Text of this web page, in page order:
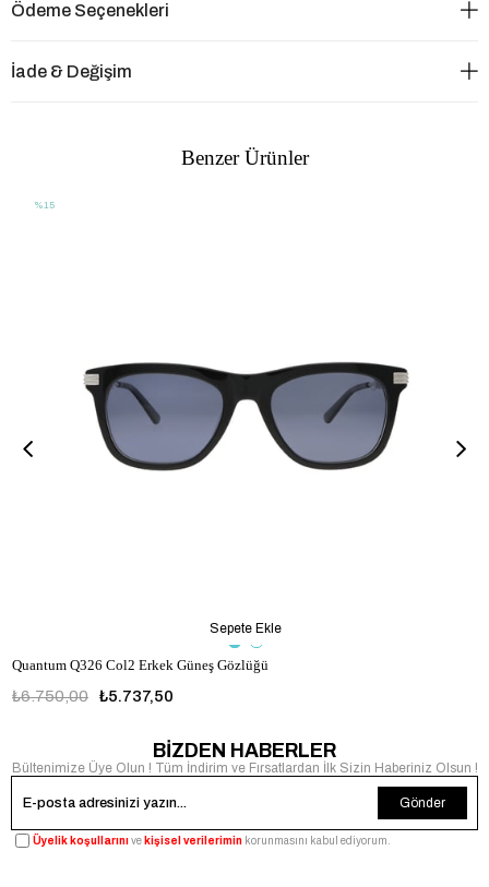
Ödeme Seçenekleri
İade & Değişim
Benzer Ürünler
Quantum Q326 Col2 Erkek Güneş Gözlüğü
₺5.737,50
₺6.750,00
Sepete Ekle
%15
BİZDEN HABERLER
Bültenimize Üye Olun ! Tüm İndirim ve Fırsatlardan İlk Sizin Haberiniz Olsun !
Gönder
Üyelik koşullarınıve kişisel verilerimin korunmasını kabul ediyorum.